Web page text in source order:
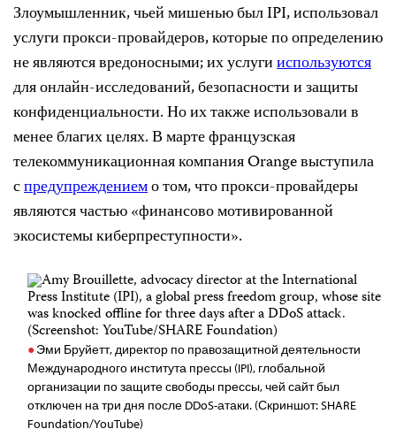
Злоумышленник, чьей мишенью был IPI, использовал
услуги прокси-провайдеров, которые по определению
не являются вредоносными; их услугииспользуются
для онлайн-исследований, безопасности и защиты
конфиденциальности. Но их также использовали в
менее благих целях. В марте французская
телекоммуникационная компания Orange выступила
спредупреждениемо том, что прокси-провайдеры
являются частью «финансово мотивированной
экосистемы киберпреступности».
Эми Бруйетт, директор по правозащитной деятельности
Международного института прессы (IPI), глобальной
организации по защите свободы прессы, чей сайт был
отключен на три дня после DDoS-атаки. (Скриншот: SHARE
Foundation/YouTube)